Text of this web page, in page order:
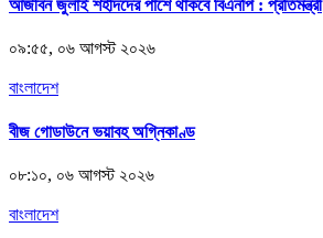
আজীবন জুলাই শহীদদের পাশে থাকবে বিএনপি : প্রতিমন্ত্রী
০৯:৫৫, ০৬ আগস্ট ২০২৬
বাংলাদেশ
বীজ গোডাউনে ভয়াবহ অগ্নিকাণ্ড
০৮:১০, ০৬ আগস্ট ২০২৬
বাংলাদেশ